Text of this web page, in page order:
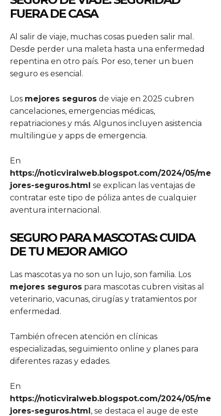
FUERA DE CASA
Al salir de viaje, muchas cosas pueden salir mal.
Desde perder una maleta hasta una enfermedad
repentina en otro país. Por eso, tener un buen
seguro es esencial.
Los mejores seguros de viaje en 2025 cubren
cancelaciones, emergencias médicas,
repatriaciones y más. Algunos incluyen asistencia
multilingüe y apps de emergencia.
En
https://noticviralweb.blogspot.com/2024/05/me
jores-seguros.html se explican las ventajas de
contratar este tipo de póliza antes de cualquier
aventura internacional.
SEGURO PARA MASCOTAS: CUIDA
DE TU MEJOR AMIGO
Las mascotas ya no son un lujo, son familia. Los
mejores seguros para mascotas cubren visitas al
veterinario, vacunas, cirugías y tratamientos por
enfermedad.
También ofrecen atención en clínicas
especializadas, seguimiento online y planes para
diferentes razas y edades.
En
https://noticviralweb.blogspot.com/2024/05/me
jores-seguros.html, se destaca el auge de este